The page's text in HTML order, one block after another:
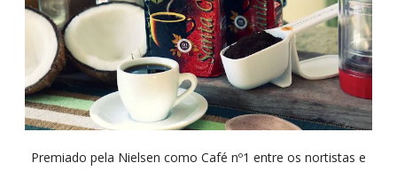
Premiado pela Nielsen como Café nº1 entre os nortistas e